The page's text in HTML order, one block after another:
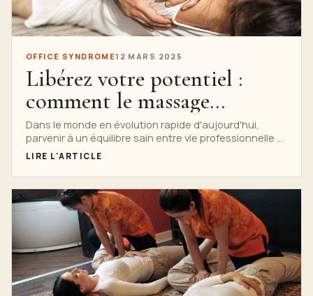
OFFICE SYNDROME12 MARS 2025
Libérez votre potentiel :
comment le massage
thaïlandais peut améliorer
votre équilibre entre vie
professionnelle et vie privée
Dans le monde en évolution rapide d'aujourd'hui,
parvenir à un équilibre sain entre vie professionnelle et
vie privée est essentiel pour le bien-être mental et
physique....
LIRE L'ARTICLE